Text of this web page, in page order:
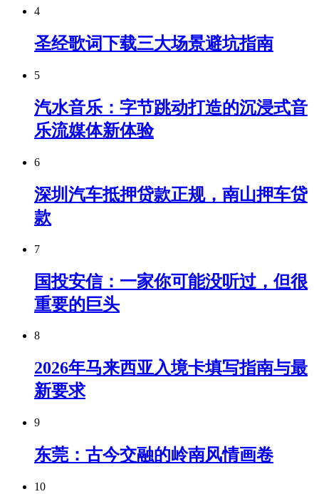
4
圣经歌词下载三大场景避坑指南
5
汽水音乐：字节跳动打造的沉浸式音
乐流媒体新体验
6
深圳汽车抵押贷款正规，南山押车贷
款
7
国投安信：一家你可能没听过，但很
重要的巨头
8
2026年马来西亚入境卡填写指南与最
新要求
9
东莞：古今交融的岭南风情画卷
10